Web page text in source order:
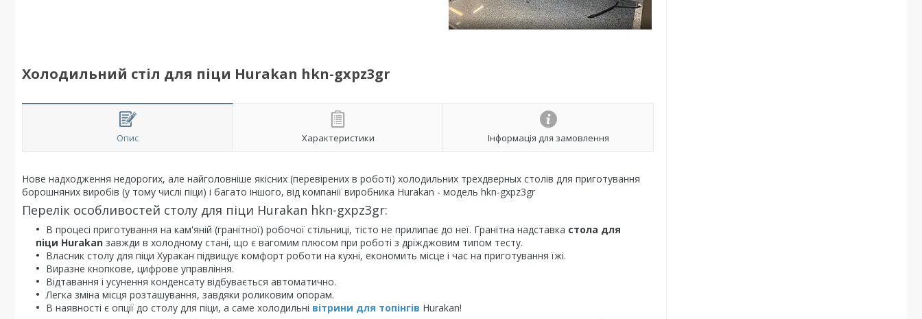
Холодильний стіл для піци Hurakan hkn-gxpz3gr
Опис Характеристики Інформація для замовлення
Нове надходження недорогих, але найголовніше якісних (перевірених в роботі) холодильних трехдверных столів для приготування
борошняних виробів (у тому числі піци) і багато іншого, від компанії виробника Hurakan - модель hkn-gxpz3gr
Перелік особливостей столу для піци Hurakan hkn-gxpz3gr:
В процесі приготування на кам'яній (гранітної) робочої стільниці, тісто не прилипає до неї. Гранітна надставка стола для
піци Hurakan завжди в холодному стані, що є вагомим плюсом при роботі з дріжджовим типом тесту.
Власник столу для піци Хуракан підвищує комфорт роботи на кухні, економить місце і час на приготування їжі.
Виразне кнопкове, цифрове управління.
Відтавання і усунення конденсату відбувається автоматично.
Легка зміна місця розташування, завдяки роликовим опорам.
В наявності є опції до столу для піци, а саме холодильні вітрини для топінгів Hurakan!